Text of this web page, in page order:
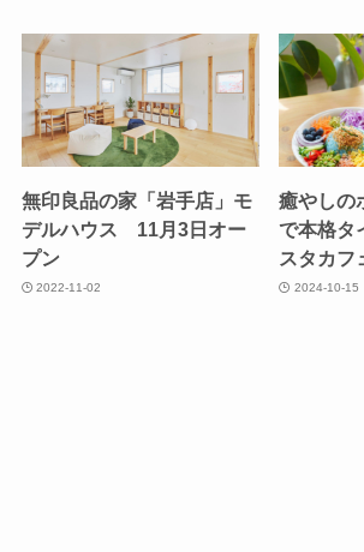
無印良品の家「岩手店」モ
デルハウス 11月3日オー
プン
2022-11-02
癒やしの
で本格
スタカフ
2024-10-15